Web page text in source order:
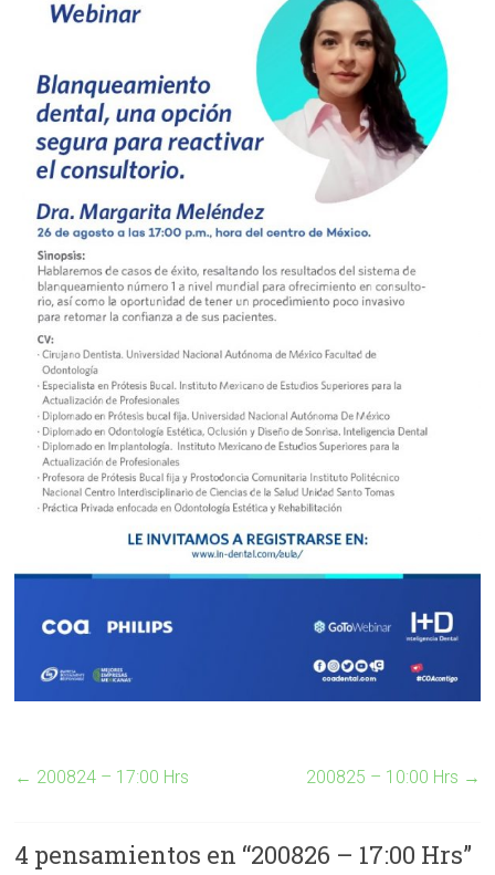
← 200824 – 17:00 Hrs 200825 – 10:00 Hrs →
4 pensamientos en “200826 – 17:00 Hrs”